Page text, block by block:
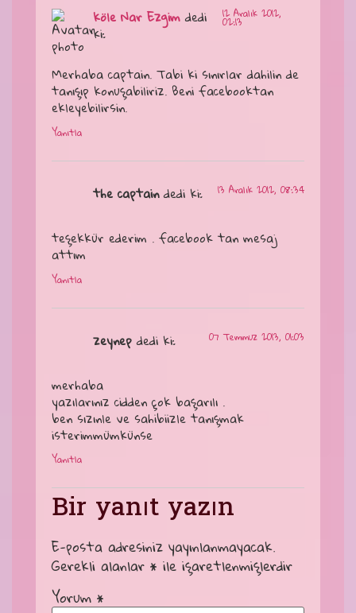
köle Nar Ezgim dedi
ki:
12 Aralık 2012,
02:13
Merhaba captain. Tabi ki sınırlar dahilin de
tanışıp konuşabiliriz. Beni facebooktan
ekleyebilirsin.
Yanıtla
the captain dedi ki: 13 Aralık 2012, 08:34
teşekkür ederim . facebook tan mesaj
attım
Yanıtla
zeynep dedi ki: 07 Temmuz 2013, 01:03
merhaba
yazılarınız cidden çok başarılı .
ben sızınle ve sahibiizle tanışmak
isterimmümkünse
Yanıtla
Bir yanıt yazın
E-posta adresiniz yayınlanmayacak.
Gerekli alanlar * ile işaretlenmişlerdir
Yorum *